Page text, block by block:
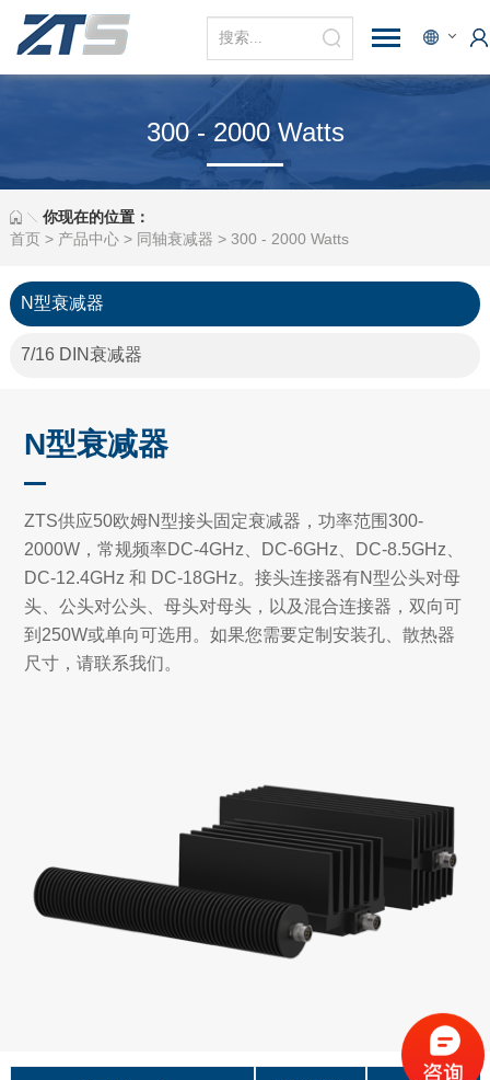
300 - 2000 Watts
你现在的位置：
首页> 产品中心> 同轴衰减器 > 300 - 2000 Watts
N型衰减器
7/16 DIN衰减器
N型衰减器
ZTS供应50欧姆N型接头固定衰减器，功率范围300-
2000W，常规频率DC-4GHz、DC-6GHz、DC-8.5GHz、
DC-12.4GHz 和 DC-18GHz。接头连接器有N型公头对母
头、公头对公头、母头对母头，以及混合连接器，双向可
到250W或单向可选用。如果您需要定制安装孔、散热器
尺寸，请联系我们。